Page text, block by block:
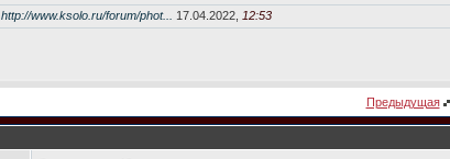
http://www.ksolo.ru/forum/phot... 17.04.2022, 12:53
Предыдущая